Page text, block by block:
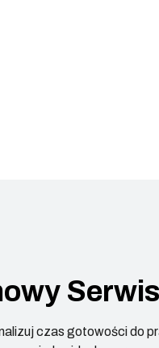
czas gotowości do